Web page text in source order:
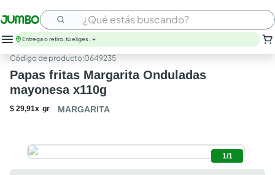
¿Qué estás buscando?
Entrega o retiro, tú eliges.
:0649235
Papas fritas Margarita Onduladas
mayonesa x110g
$ 29,91x gr MARGARITA
1/1